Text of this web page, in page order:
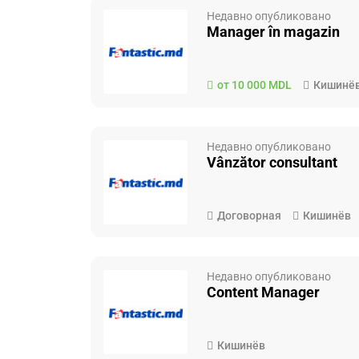
Недавно опубликовано
Manager în magazin
от 10 000 MDL
Недавно опубликовано
Vânzător consultant
Договорная Кишинёв
Недавно опубликовано
Content Manager
Кишинёв